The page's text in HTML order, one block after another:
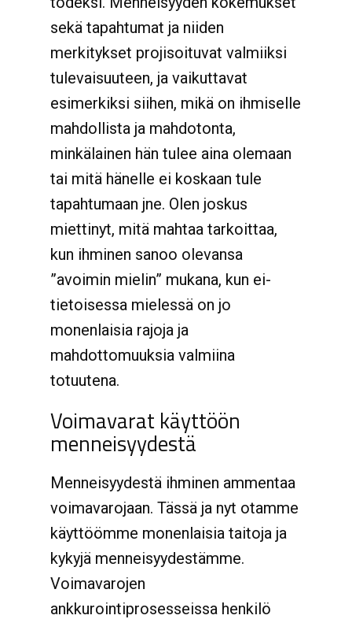
sekä tapahtumat ja niiden
merkitykset projisoituvat valmiiksi
tulevaisuuteen, ja vaikuttavat
esimerkiksi siihen, mikä on ihmiselle
mahdollista ja mahdotonta,
minkälainen hän tulee aina olemaan
tai mitä hänelle ei koskaan tule
tapahtumaan jne. Olen joskus
miettinyt, mitä mahtaa tarkoittaa,
kun ihminen sanoo olevansa
”avoimin mielin” mukana, kun ei-
tietoisessa mielessä on jo
monenlaisia rajoja ja
mahdottomuuksia valmiina
totuutena.
Voimavarat käyttöön
menneisyydestä
Menneisyydestä ihminen ammentaa
voimavarojaan. Tässä ja nyt otamme
käyttöömme monenlaisia taitoja ja
kykyjä menneisyydestämme.
Voimavarojen
ankkurointiprosesseissa henkilö